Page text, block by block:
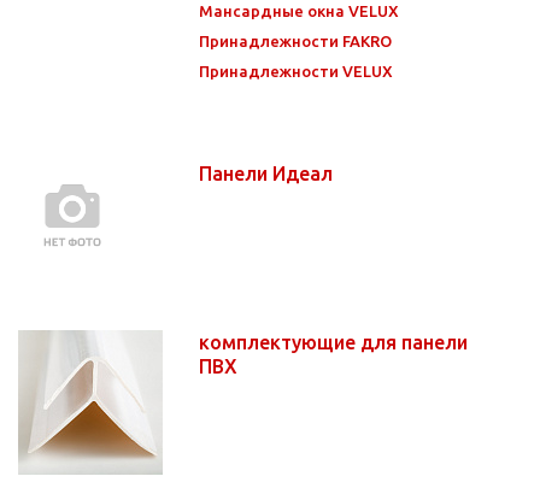
Мансардные окна VELUX
Принадлежности FAKRO
Принадлежности VELUX
Панели Идеал
комплектующие для панели
ПВХ